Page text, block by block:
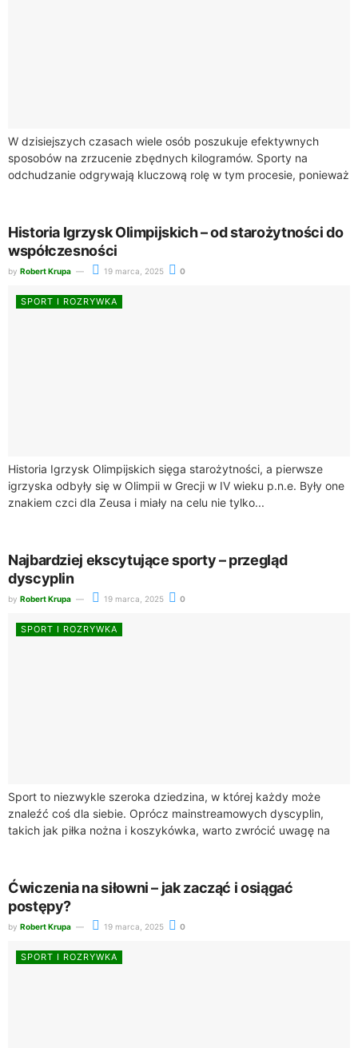
W dzisiejszych czasach wiele osób poszukuje efektywnych
sposobów na zrzucenie zbędnych kilogramów. Sporty na
odchudzanie odgrywają kluczową rolę w tym procesie, ponieważ
Historia Igrzysk Olimpijskich – od starożytności do
współczesności
by Robert Krupa 19 marca, 2025 0
SPORT I ROZRYWKA
Historia Igrzysk Olimpijskich sięga starożytności, a pierwsze
igrzyska odbyły się w Olimpii w Grecji w IV wieku p.n.e. Były one
znakiem czci dla Zeusa i miały na celu nie tylko...
Najbardziej ekscytujące sporty – przegląd
dyscyplin
by Robert Krupa 19 marca, 2025 0
SPORT I ROZRYWKA
Sport to niezwykle szeroka dziedzina, w której każdy może
znaleźć coś dla siebie. Oprócz mainstreamowych dyscyplin,
takich jak piłka nożna i koszykówka, warto zwrócić uwagę na
Ćwiczenia na siłowni – jak zacząć i osiągać
postępy?
by Robert Krupa 19 marca, 2025 0
SPORT I ROZRYWKA